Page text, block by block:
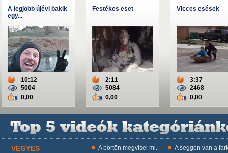
A legjobb újévi bakik
egy...
10:12
5004
0,00
Festékes eset
2:11
5084
0,00
Vicces esések
3:37
2468
0,00
VEGYES A börtön megvisel mi.. A seggén van a